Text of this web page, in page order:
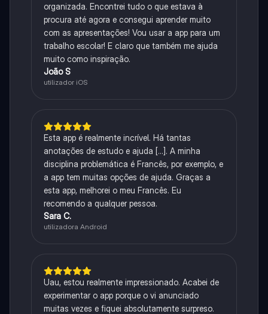
organizada. Encontrei tudo o que estava à
procura até agora e consegui aprender muito
com as apresentações! Vou usar a app para um
trabalho escolar! E claro que também me ajuda
muito como inspiração.
João S
utilizador iOS
Esta app é realmente incrível. Há tantas
anotações de estudo e ajuda [...]. A minha
disciplina problemática é Francês, por exemplo, e
a app tem muitas opções de ajuda. Graças a
esta app, melhorei o meu Francês. Eu
recomendo a qualquer pessoa.
Sara C.
utilizadora Android
Uau, estou realmente impressionado. Acabei de
experimentar o app porque o vi anunciado
muitas vezes e fiquei absolutamente surpreso.